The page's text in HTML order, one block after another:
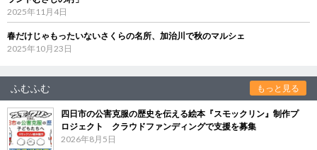
2025年11月4日
春だけじゃもったいないさくらの名所、加治川で秋のマルシェ
2025年10月23日
ふむふむ もっと見る
四日市の公害克服の歴史を伝える絵本『スモックリン』制作プ
ロジェクト クラウドファンディングで支援を募集
2026年8月5日